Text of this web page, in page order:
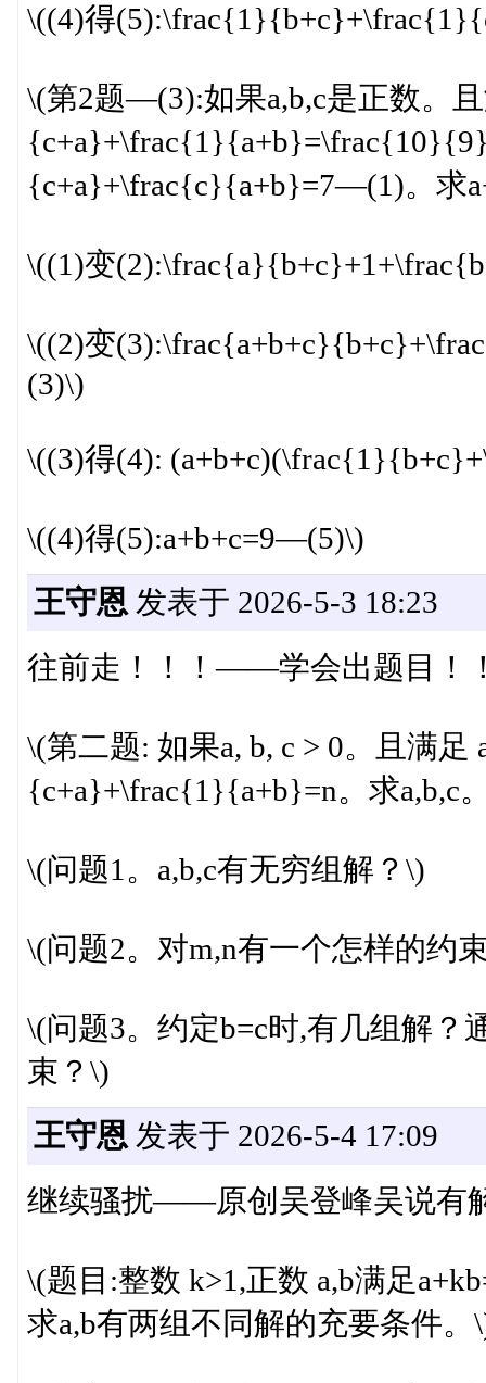
\((4)得
\(第2题—(3):如果a,b,c是正数。
{c+a}+\frac{c}{a+b}=7—(1)。求
\((1)变
\((2)变
(3)\)
\((3)得(4):
\((4)得(5):a+b+c=9—(5)\)
王守恩 发表于 2026-5-3 18:23
往前走！！！——学会出题目！
\(第二题: 如果a, b, c > 0。且满
{c+a}+\frac{1}{a+b}=n。求a,b,c
\(问题1。a,b,c有无穷组解？\)
\(问题2。对m,n有一个怎样的约
\(问题3。约定b=c时,有几组解？
束？\)
王守恩 发表于 2026-5-4 17:09
继续骚扰——原创吴登峰吴说有
\(题目:整数 k>1,正数 a,b满足
求a,b有两组不同解的充要条件。